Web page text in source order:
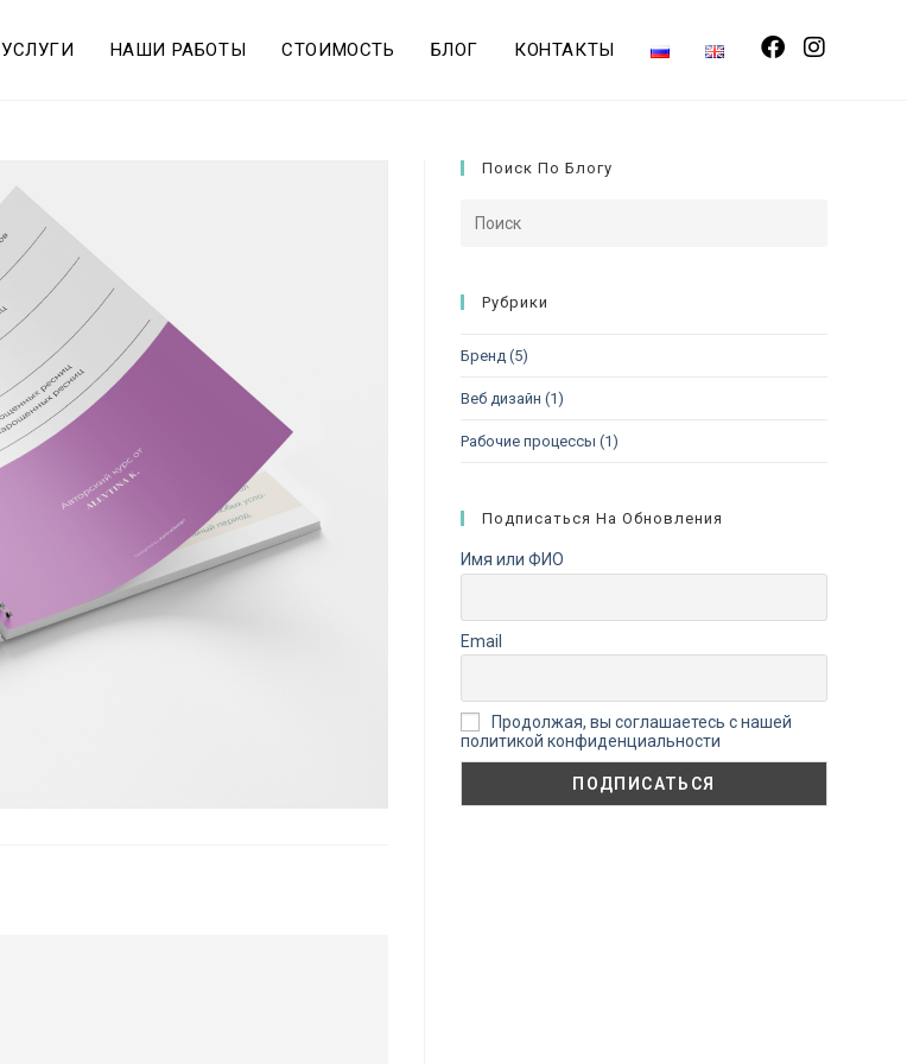
УСЛУГИ НАШИ РАБОТЫ СТОИМОСТЬ БЛОГ КОНТАКТЫ
Поиск По Блогу
Рубрики
Бренд (5)
Веб дизайн (1)
Рабочие процессы (1)
Подписаться На Обновления
Имя или ФИО
Email
Продолжая, вы соглашаетесь с нашей
политикой конфиденциальности